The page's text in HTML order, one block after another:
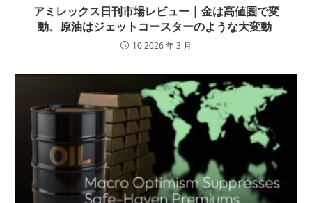
アミレックス日刊市場レビュー | 金は高値圏で変
動、原油はジェットコースターのような大変動
10 2026 年 3 月